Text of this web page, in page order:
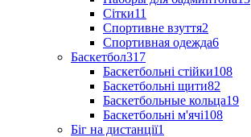
Сітки11
Спортивне взуття2
Спортивная одежда6
Баскетбол317
Баскетбольні стійки108
Баскетбольні щити82
Баскетбольные кольца19
Баскетбольні м'ячі108
Біг на дистанції1